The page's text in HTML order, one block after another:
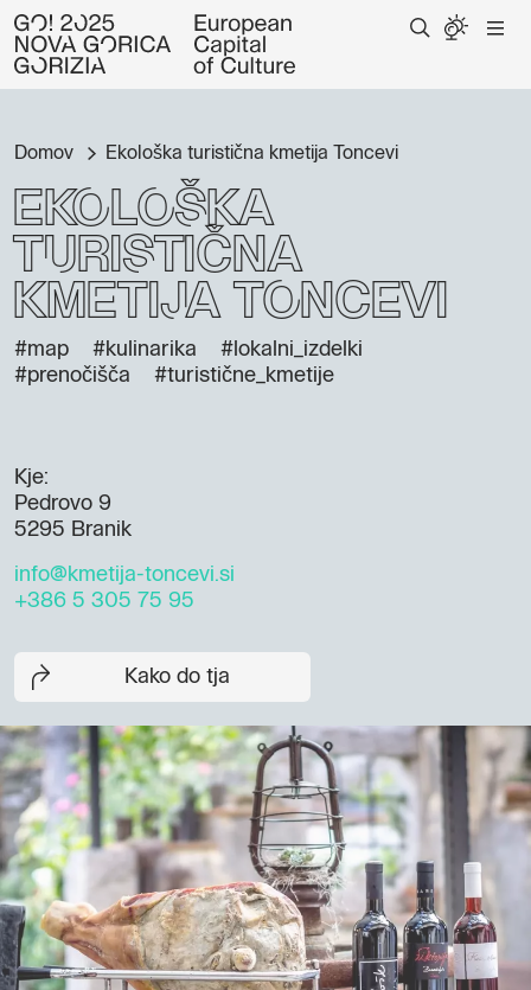
Domov Ekološka turistična kmetija Toncevi
Ekološka
turistična
kmetija Toncevi
#map #kulinarika
#lokalni_izdelki
#prenočišča
#turistične_kmetije
Kje:
Pedrovo 9
5295 Branik
info@kmetija-toncevi.si
+386 5 305 75 95
Kako do tja